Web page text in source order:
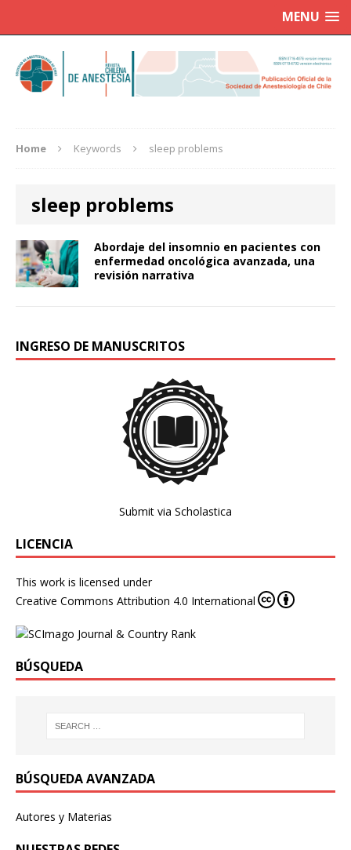
MENU
Home Keywords sleep problems
sleep problems
Abordaje del insomnio en pacientes con
enfermedad oncológica avanzada, una
revisión narrativa
INGRESO DE MANUSCRITOS
Submit via Scholastica
LICENCIA
This work is licensed under
Creative Commons Attribution 4.0 International
BÚSQUEDA
BÚSQUEDA AVANZADA
Autores y Materias